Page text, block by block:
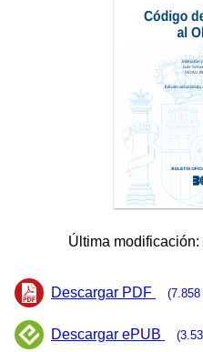
Última modificación:
Descargar PDF
Descargar ePUB